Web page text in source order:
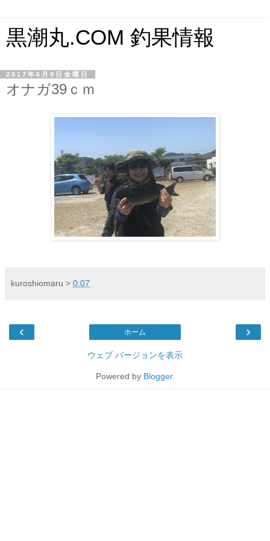
黒潮丸.COM 釣果情報
2017年6月9日金曜日
オナガ39ｃｍ
kuroshiomaru > 0:07
‹ ›
ホーム
ウェブ バージョンを表示
Powered by Blogger.